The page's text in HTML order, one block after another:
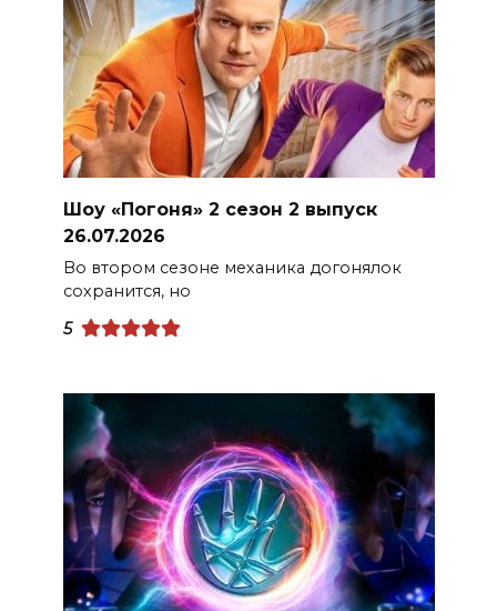
Шоу «Погоня» 2 сезон 2 выпуск
26.07.2026
Во втором сезоне механика догонялок
сохранится, но
5